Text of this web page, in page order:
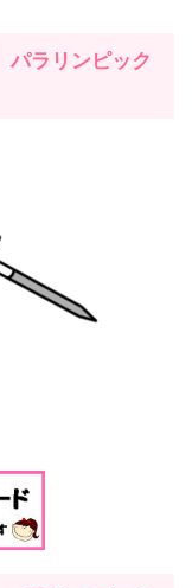
パラリンピック